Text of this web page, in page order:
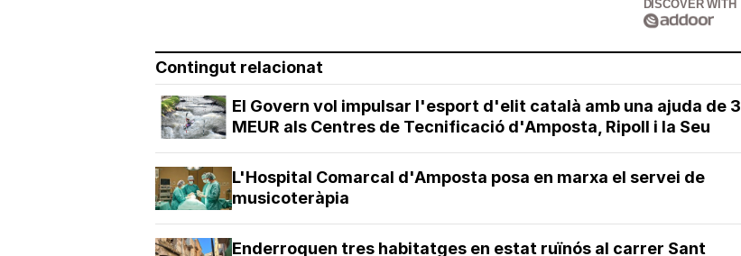
DISCOVER WITH
Contingut relacionat
El Govern vol impulsar l'esport d'elit català amb una ajuda de 3
MEUR als Centres de Tecnificació d'Amposta, Ripoll i la Seu
L'Hospital Comarcal d'Amposta posa en marxa el servei de
musicoteràpia
Enderroquen tres habitatges en estat ruïnós al carrer Sant